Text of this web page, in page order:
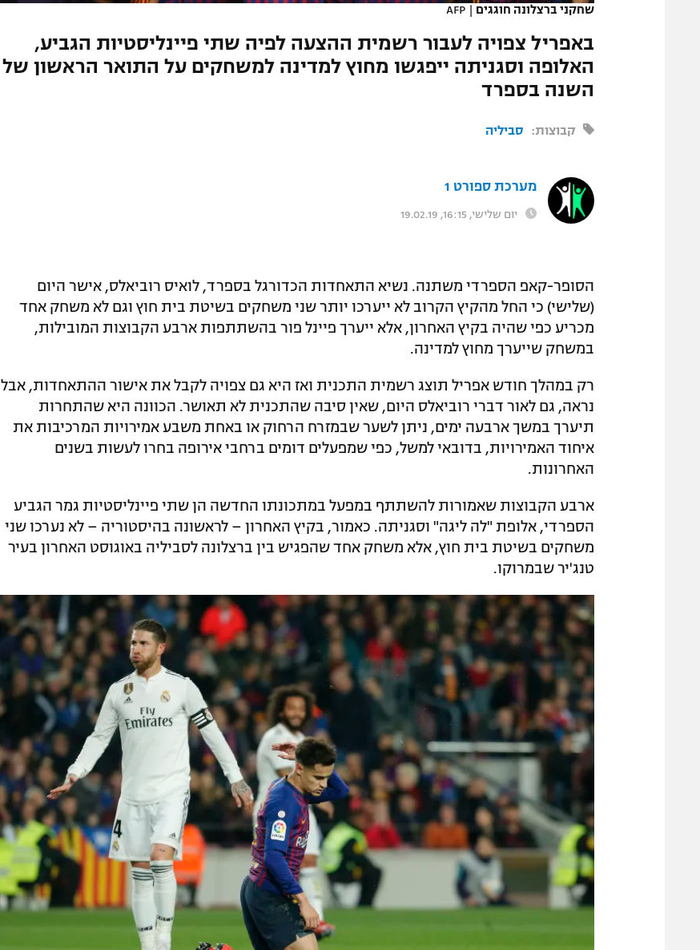
המגזיןשחקני ברצלונה חוגגים |
AFP
באפריל צפויה לעבור רשמית ההצעה לפיה שתי פיינליסטיות הגביע,
האלופה וסגניתה ייפגשו מחוץ למדינה למשחקים על התואר הראשון של
השנה בספרד
קבוצות: סביליה
מערכת ספורט 1
יום שלישי, 16:15, 19.02.19
הסופר-קאפ הספרדי משתנה. נשיא התאחדות הכדורגל בספרד, לואיס רוביאלס, אישר היום
(שלישי) כי החל מהקיץ הקרוב לא ייערכו יותר שני משחקים בשיטת בית חוץ וגם לא משחק אחד
מכריע כפי שהיה בקיץ האחרון, אלא ייערך פיינל פור בהשתתפות ארבע הקבוצות המובילות,
במשחק שייערך מחוץ למדינה.
רק במהלך חודש אפריל תוצג רשמית התכנית ואז היא גם צפויה לקבל את אישור ההתאחדות, אבל
נראה, גם לאור דברי רוביאלס היום, שאין סיבה שהתכנית לא תאושר. הכוונה היא שהתחרות
תיערך במשך ארבעה ימים, ניתן לשער שבמזרח הרחוק או באחת משבע אמירויות המרכיבות את
איחוד האמירויות, בדובאי למשל, כפי שמפעלים דומים ברחבי אירופה בחרו לעשות בשנים
האחרונות.
ארבע הקבוצות שאמורות להשתתף במפעל במתכונתו החדשה הן שתי פיינליסטיות גמר הגביע
הספרדי, אלופת "לה ליגה" וסגניתה. כאמור, בקיץ האחרון – לראשונה בהיסטוריה – לא נערכו שני
משחקים בשיטת בית חוץ, אלא משחק אחד שהפגיש בין ברצלונה לסביליה באוגוסט האחרון בעיר
טנג'יר שבמרוקו.